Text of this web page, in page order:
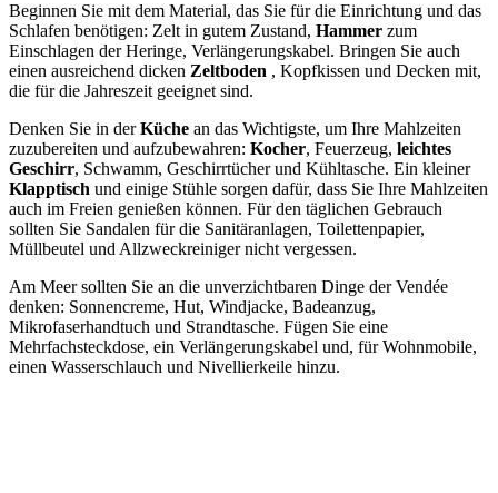
Beginnen Sie mit dem Material, das Sie für die Einrichtung und das
Schlafen benötigen: Zelt in gutem Zustand, Hammer zum
Einschlagen der Heringe, Verlängerungskabel. Bringen Sie auch
einen ausreichend dicken Zeltboden , Kopfkissen und Decken mit,
die für die Jahreszeit geeignet sind.
Denken Sie in derKüche an das Wichtigste, um Ihre Mahlzeiten
zuzubereiten und aufzubewahren: Kocher, Feuerzeug, leichtes
Geschirr, Schwamm, Geschirrtücher und Kühltasche. Ein kleiner
Klapptisch und einige Stühle sorgen dafür, dass Sie Ihre Mahlzeiten
auch im Freien genießen können. Für den täglichen Gebrauch
sollten Sie Sandalen für die Sanitäranlagen, Toilettenpapier,
Müllbeutel und Allzweckreiniger nicht vergessen.
Am Meer sollten Sie an die unverzichtbaren Dinge der Vendée
denken: Sonnencreme, Hut, Windjacke, Badeanzug,
Mikrofaserhandtuch und Strandtasche. Fügen Sie eine
Mehrfachsteckdose, ein Verlängerungskabel und, für Wohnmobile,
einen Wasserschlauch und Nivellierkeile hinzu.